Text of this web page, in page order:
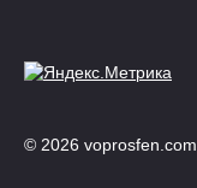
© 2026 voprosfen.com